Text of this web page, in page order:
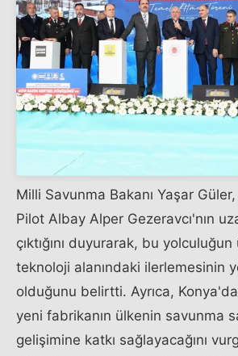
Milli Savunma Bakanı Yaşar
Pilot Albay Alper Gezeravcı'nın
çıktığını duyurarak, bu
teknoloji alanındaki ilerlemesinin
olduğunu belirtti. Ayrıca,
yeni fabrikanın ülkenin savunma
gelişimine katkı sağlayacağını